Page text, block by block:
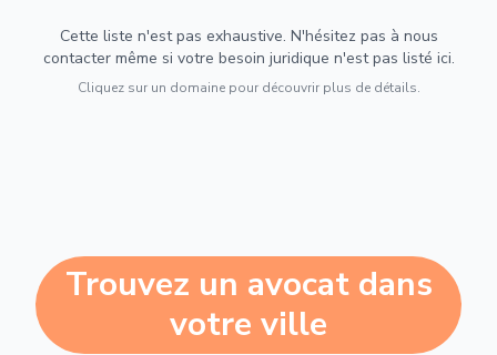
Cette liste n'est pas exhaustive. N'hésitez pas à nous
contacter même si votre besoin juridique n'est pas listé ici.
Cliquez sur un domaine pour découvrir plus de détails.
Trouvez un avocat dans
votre ville